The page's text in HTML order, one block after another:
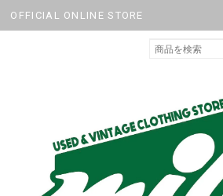
OFFICIAL ONLINE STORE